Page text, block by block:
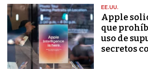
EE.UU.
Apple
que
uso de
secretos